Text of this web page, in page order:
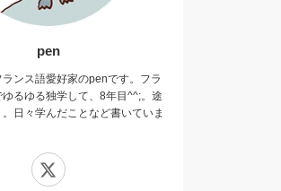
pen
ンス語愛好家のpenです。フラ
るゆる独学して、8年目^^;。途
日々学んだことなど書いていま